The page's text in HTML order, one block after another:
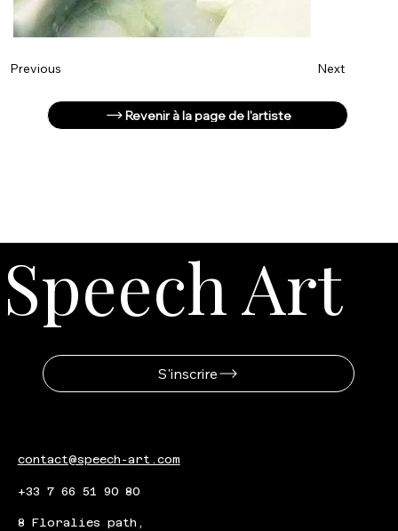
Previous Next
Revenir à la page de l'artiste
Speech Art
contact@speech-art.com
+33 7 66 51 90 80
8 Floralies path,
S'inscrire